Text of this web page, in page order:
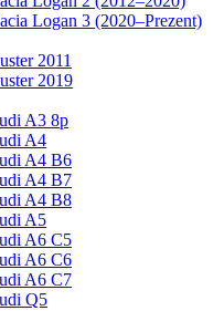
Logan 3 (2020–Prezent)
2011
2019
A3 8p
A4
A4 B6
A4 B7
A4 B8
A5
A6 C5
A6 C6
A6 C7
Q5